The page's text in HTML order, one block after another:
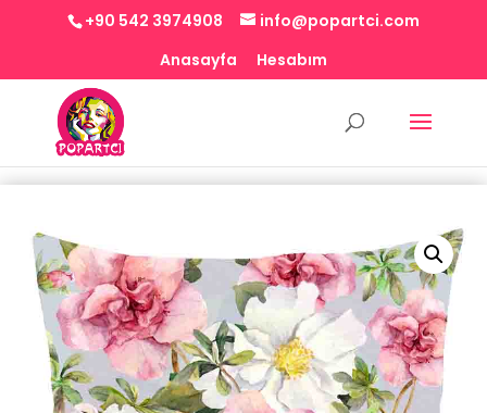
+90 542 3974908
info@popartci.com
Anasayfa
Hesabım